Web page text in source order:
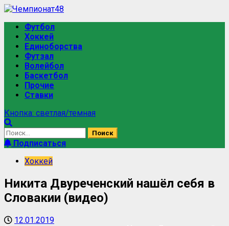
Футбол
Хоккей
Единоборства
Футзал
Волейбол
Баскетбол
Прочие
Ставки
Кнопка: светлая/темная
Подписаться
Хоккей
Никита Двуреченский нашёл себя в
Словакии (видео)
12.01.2019